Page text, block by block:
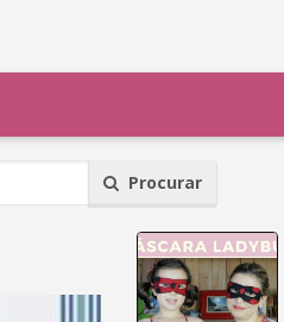
Procurar